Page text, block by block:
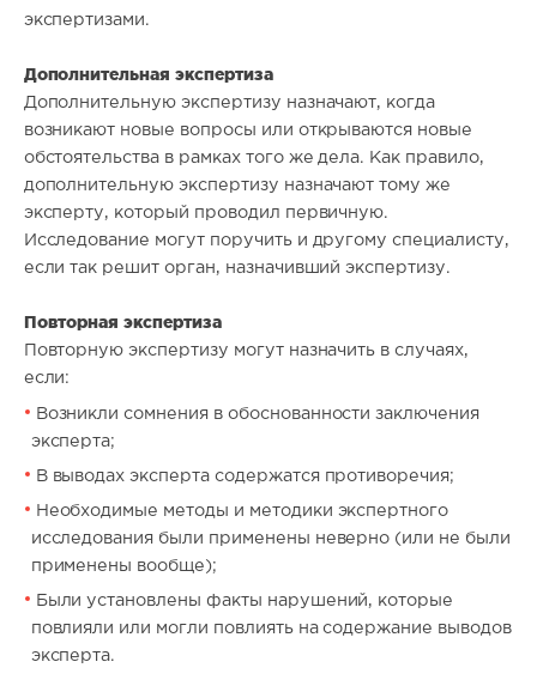
экспертизами.
Дополнительная экспертиза
Дополнительную экспертизу назначают, когда
возникают новые вопросы или открываются новые
обстоятельства в рамках того же дела. Как правило,
дополнительную экспертизу назначают тому же
эксперту, который проводил первичную.
Исследование могут поручить и другому специалисту,
если так решит орган, назначивший экспертизу.
Повторная экспертиза
Повторную экспертизу могут назначить в случаях,
если:
Возникли сомнения в обоснованности заключения
эксперта;
В выводах эксперта содержатся противоречия;
Необходимые методы и методики экспертного
исследования были применены неверно (или не были
применены вообще);
Были установлены факты нарушений, которые
повлияли или могли повлиять на содержание выводов
эксперта.